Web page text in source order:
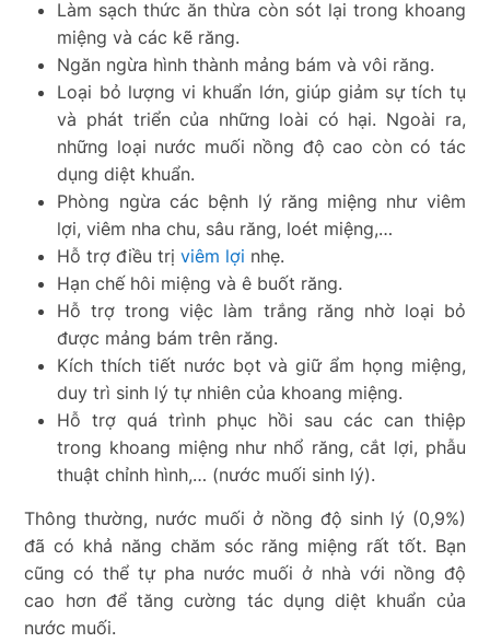
Làm sạch thức ăn thừa còn sót lại trong khoang
miệng và các kẽ răng.
Ngăn ngừa hình thành mảng bám và vôi răng.
Loại bỏ lượng vi khuẩn lớn, giúp giảm sự tích tụ
và phát triển của những loài có hại. Ngoài ra,
những loại nước muối nồng độ cao còn có tác
dụng diệt khuẩn.
Phòng ngừa các bệnh lý răng miệng như viêm
lợi, viêm nha chu, sâu răng, loét miệng,…
Hỗ trợ điều trịviêm lợi nhẹ.
Hạn chế hôi miệng và ê buốt răng.
Hỗ trợ trong việc làm trắng răng nhờ loại bỏ
được mảng bám trên răng.
Kích thích tiết nước bọt và giữ ẩm họng miệng,
duy trì sinh lý tự nhiên của khoang miệng.
Hỗ trợ quá trình phục hồi sau các can thiệp
trong khoang miệng như nhổ răng, cắt lợi, phẫu
thuật chỉnh hình,… (nước muối sinh lý).
Thông thường, nước muối ở nồng độ sinh lý (0,9%)
đã có khả năng chăm sóc răng miệng rất tốt. Bạn
cũng có thể tự pha nước muối ở nhà với nồng độ
cao hơn để tăng cường tác dụng diệt khuẩn của
nước muối.